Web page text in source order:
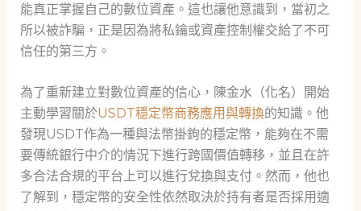
能真正掌握自己的數位資產。這也讓他意識到，當初之
所以被詐騙，正是因為將私鑰或資產控制權交給了不可
信任的第三方。
為了重新建立對數位資產的信心，陳金水（化名）開始
主動學習關於USDT穩定幣商務應用與轉換的知識。他
發現USDT作為一種與法幣掛鉤的穩定幣，能夠在不需
要傳統銀行中介的情況下進行跨國價值轉移，並且在許
多合法合規的平台上可以進行兌換與支付。然而，他也
了解到，穩定幣的安全性依然取決於持有者是否採用適